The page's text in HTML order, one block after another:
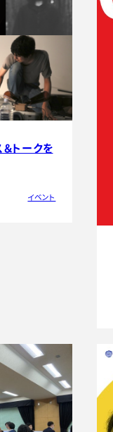
トークを
イベント